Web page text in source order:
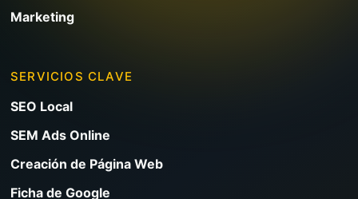
Marketing
SERVICIOS CLAVE
SEO Local
SEM Ads Online
Creación de Página Web
Ficha de Google